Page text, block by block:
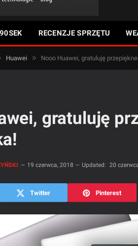
RECENZJE SPRZĘTU
Huawei » Nooo Huawei, gratuluję
gratuluję
19 czerwca, 2018 Updated: 20
Twitter Pinterest